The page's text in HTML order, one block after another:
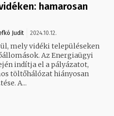
hamarosan
Judit 2024.10.12.
mely vidéki településeken
Energiaügyi
indítja el a pályázatot,
töltőhálózat hiányosan
A...